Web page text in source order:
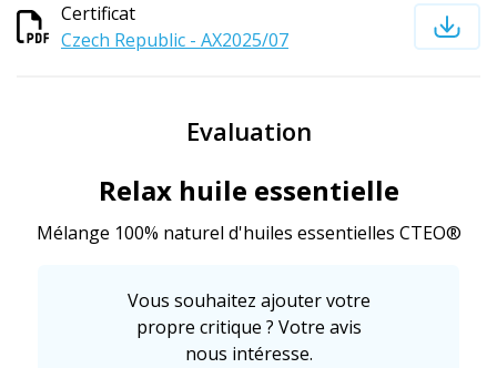
Certificat
Czech Republic - AX2025/07
Evaluation
Relax huile essentielle
Mélange 100% naturel d'huiles essentielles CTEO®
Vous souhaitez ajouter votre
propre critique ? Votre avis
nous intéresse.